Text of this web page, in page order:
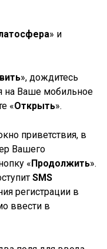
» и
», дождитесь
на Ваше мобильное
«Открыть».
приветствия, в
Вашего
«Продолжить».
SMS
регистрации в
ввести в